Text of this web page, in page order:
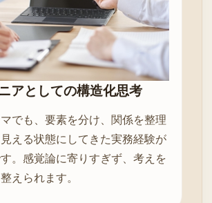
アとしての構造化思考
でも、要素を分け、関係を整理
える状態にしてきた実務経験が
。感覚論に寄りすぎず、考えを
えられます。